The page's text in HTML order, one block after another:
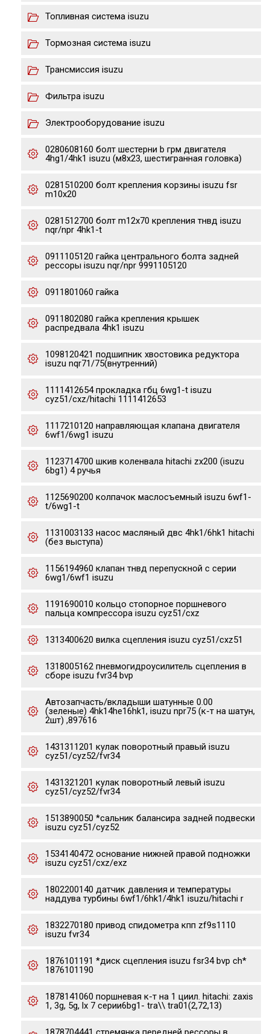
Топливная система isuzu
Тормозная система isuzu
Трансмиссия isuzu
Фильтра isuzu
Электрооборудование isuzu
0280608160 болт шестерни b грм двигателя
4hg1/4hk1 isuzu (м8х23, шестигранная головка)
0281510200 болт крепления корзины isuzu fsr
m10x20
0281512700 болт m12x70 крепления тнвд isuzu
nqr/npr 4hk1-t
0911105120 гайка центрального болта задней
рессоры isuzu nqr/npr 9991105120
0911801060 гайка
0911802080 гайка крепления крышек
распредвала 4hk1 isuzu
1098120421 подшипник хвостовика редуктора
isuzu nqr71/75(внутренний)
1111412654 прокладка гбц 6wg1-t isuzu
cyz51/cxz/hitachi 1111412653
1117210120 направляющая клапана двигателя
6wf1/6wg1 isuzu
1123714700 шкив коленвала hitachi zx200 (isuzu
6bg1) 4 ручья
1125690200 колпачок маслосъемный isuzu 6wf1-
t/6wg1-t
1131003133 насос масляный двс 4hk1/6hk1 hitachi
(без выступа)
1156194960 клапан тнвд перепускной с серии
6wg1/6wf1 isuzu
1191690010 кольцо стопорное поршневого
пальца компрессора isuzu cyz51/cxz
1313400620 вилка сцепления isuzu cyz51/cxz51
1318005162 пневмогидроусилитель сцепления в
сборе isuzu fvr34 bvp
Автозапчасть/вкладыши шатунные 0.00
(зеленые) 4hk14he16hk1, isuzu npr75 (к-т на шатун,
2шт) ,897616
1431311201 кулак поворотный правый isuzu
cyz51/cyz52/fvr34
1431321201 кулак поворотный левый isuzu
cyz51/cyz52/fvr34
1513890050 *сальник балансира задней подвески
isuzu cyz51/cyz52
1534140472 основание нижней правой подножки
isuzu cyz51/cxz/exz
1802200140 датчик давления и температуры
наддува турбины 6wf1/6hk1/4hk1 isuzu/hitachi r
1832270180 привод спидометра кпп zf9s1110
isuzu fvr34
1876101191 *диск сцепления isuzu fsr34 bvp ch*
1876101190
1878141060 поршневая к-т на 1 циил. hitachi: zaxis
1, 3g, 5g, lx 7 серии6bg1- tra\\ tra01(2,72,13)